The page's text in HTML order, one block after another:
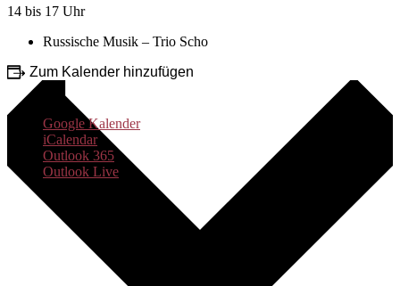
14 bis 17 Uhr
Russische Musik – Trio Scho
Zum Kalender hinzufügen
Google Kalender
iCalendar
Outlook 365
Outlook Live